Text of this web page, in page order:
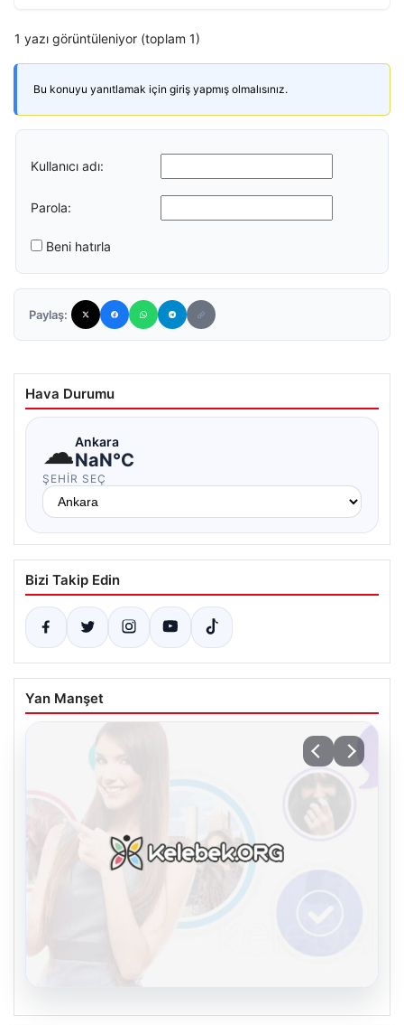
1 yazı görüntüleniyor (toplam 1)
Bu konuyu yanıtlamak için giriş yapmış olmalısınız.
Kullanıcı adı:
Parola:
Beni hatırla
Paylaş:
Hava Durumu
☁Ankara
NaN°C
ŞEHIR SEÇ
Bizi Takip Edin
Yan Manşet